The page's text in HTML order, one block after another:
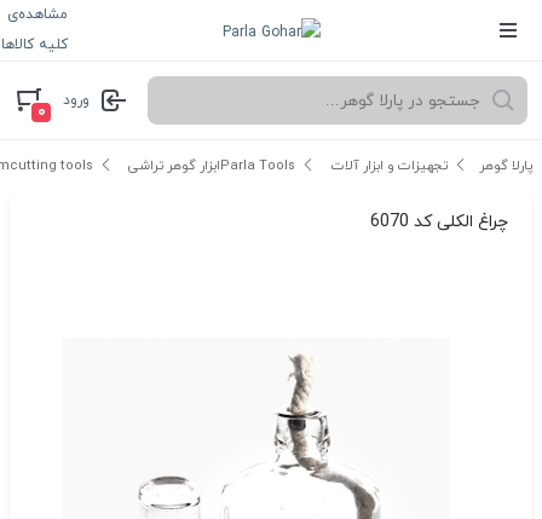
مشاهده‌ی
کلیه کالاها
ورود
۰
پارلا گوهر تجهیزات و ابزار آلات Parla Tools ابزار گوهر تراشی gemcutting tools
چراغ الکلی کد 6070